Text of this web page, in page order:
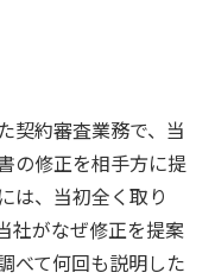
契約審査業務で、当
の修正を相手方に提
は、当初全く取り
社がなぜ修正を提案
べて何回も説明した